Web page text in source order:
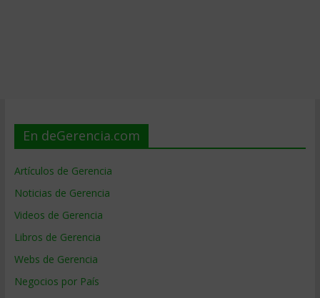
En deGerencia.com
Artículos de Gerencia
Noticias de Gerencia
Videos de Gerencia
Libros de Gerencia
Webs de Gerencia
Negocios por País